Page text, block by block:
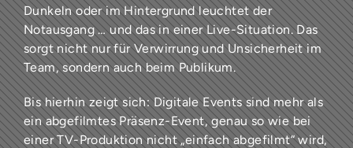
Dunkeln oder im Hintergrund leuchtet der
Notausgang … und das in einer Live-Situation. Das
sorgt nicht nur für Verwirrung und Unsicherheit im
Team, sondern auch beim Publikum.
Bis hierhin zeigt sich: Digitale Events sind mehr als
ein abgefilmtes Präsenz-Event, genau so wie bei
einer TV-Produktion nicht „einfach abgefilmt“ wird,